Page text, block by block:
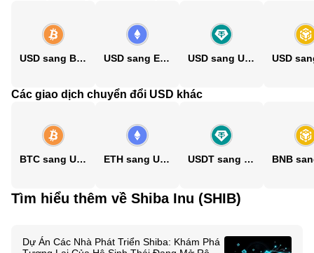
USD sang BTC USD sang ETH USD sang USDT
Các giao dịch chuyển đổi USD khác
BTC sang USD ETH sang USD USDT sang USD
Tìm hiểu thêm về Shiba Inu (SHIB)
Dự Án Các Nhà Phát Triển Shiba: Khám Phá